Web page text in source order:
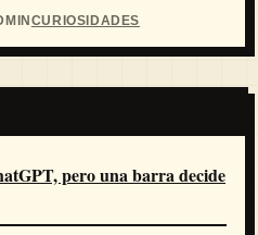
CURIOSIDADES
pero una barra decide